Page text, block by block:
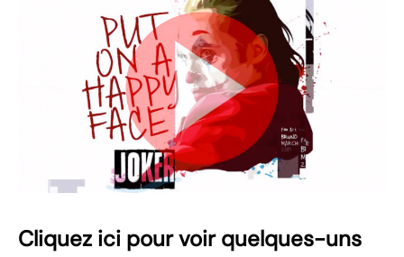
Cliquez ici pour voir quelques-uns